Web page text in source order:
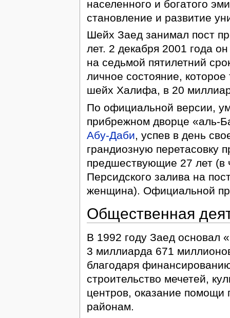
населенного и богатого
становление и развитие
Шейх Заед занимал пост
лет. 2 декабря 2001 года
на седьмой пятилетний
личное состояние,
шейх Халифа, в 20
По официальной версии,
прибрежном дворце «аль-
Абу-Даби , успев в день
грандиозную перетасовку
предшествующие 27 лет (в
Персидского залива на
женщина). Официальной
Общественная
В 1992 году Заед основал
3 миллиарда 671
благодаря
строительство мечетей,
центров, оказание помощи
районам.